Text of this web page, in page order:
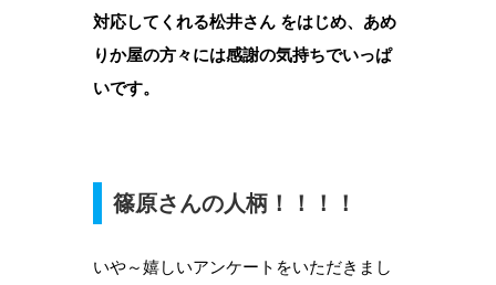
対応してくれる松井さん をはじめ、あめ
りか屋の方々には感謝の気持ちでいっぱ
いです。
篠原さんの人柄！！！！
いや～嬉しいアンケートをいただきまし